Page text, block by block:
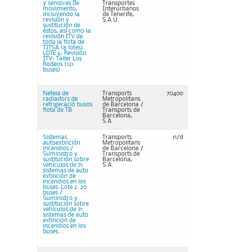
y sensores de
movimiento,
incluyendo la
revisión y
sustitución de
éstos, así como la
revisión ITV de
toda la flota de
TITSA (8 lotes)
LOTE 6: Revisión
ITV- Taller Los
Rodeos (121
buses)
Transportes
Interurbanos
de Tenerife,
S.A.U.
Neteja de
radiadors de
refrigeració busos
flota de TB
Transports
Metropolitans
de Barcelona /
Transports de
Barcelona,
S.A.
70400
Sistemas
autoextinción
incendios /
Suministro y
sustitución sobre
vehículos de 71
sistemas de auto
extinción de
incendios en los
buses. Lote 2: 20
buses /
Suministro y
sustitución sobre
vehículos de 71
sistemas de auto
extinción de
incendios en los
buses....
Transports
Metropolitans
de Barcelona /
Transports de
Barcelona,
S.A.
n/d